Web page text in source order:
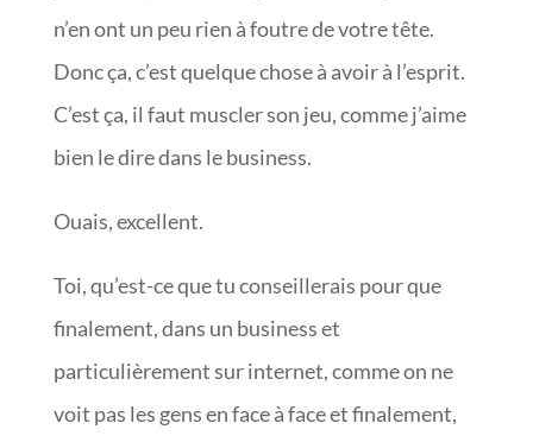
n’en ont un peu rien à foutre de votre tête.
Donc ça, c’est quelque chose à avoir à l’esprit.
C’est ça, il faut muscler son jeu, comme j’aime
bien le dire dans le business.
Ouais, excellent.
Toi, qu’est-ce que tu conseillerais pour que
finalement, dans un business et
particulièrement sur internet, comme on ne
voit pas les gens en face à face et finalement,